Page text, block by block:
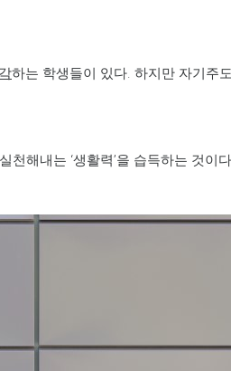
하는 학생들이 있다. 하지만 자기주
천해내는 ‘생활력’을 습득하는 것